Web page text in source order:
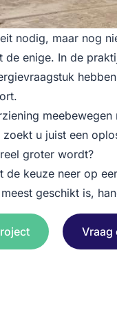
nodig, maar nog
de enige. In de
u juist een
groter wordt?
de keuze neer op
geschikt is,
Vraag